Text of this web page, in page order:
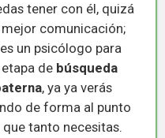
tener con él, quizá
comunicación;
un psicólogo para
de búsqueda
, ya ya verás
de forma al punto
tanto necesitas.